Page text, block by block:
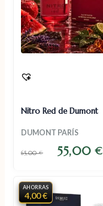
Nitro Red de Dumont
DUMONT PARÍS
65,00€ 55,00€
AHORRAS
4,00 €